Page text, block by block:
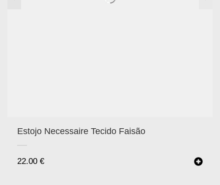
Estojo Necessaire Tecido Faisão
22.00 €